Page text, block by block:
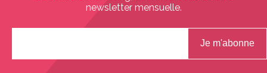
newsletter mensuelle.